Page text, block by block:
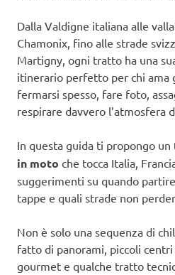
Dalla Valdigne italiana alle
Chamonix, fino alle strade
Martigny, ogni tratto ha una
itinerario perfetto per chi ama
fermarsi spesso, fare foto,
respirare davvero l’atmosfera
In questa guida ti propongo un
in moto che tocca Italia,
suggerimenti su quando
tappe e quali strade non
Non è solo una sequenza di
fatto di panorami, piccoli centri
gourmet e qualche tratto